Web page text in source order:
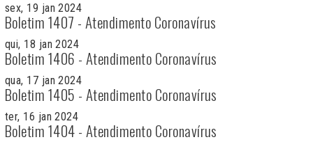
sex, 19 jan 2024
Boletim 1407 - Atendimento Coronavírus
qui, 18 jan 2024
Boletim 1406 - Atendimento Coronavírus
qua, 17 jan 2024
Boletim 1405 - Atendimento Coronavírus
ter, 16 jan 2024
Boletim 1404 - Atendimento Coronavírus